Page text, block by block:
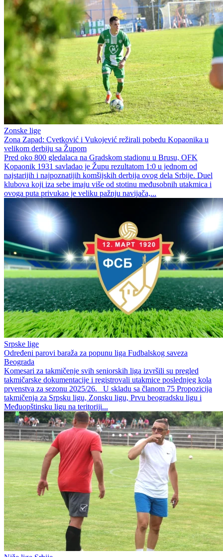
Zonske lige
Zona Zapad: Cvetković i Vukojević režirali pobedu Kopaonika u
velikom derbiju sa Župom
Pred oko 800 gledalaca na Gradskom stadionu u Brusu, OFK
Kopaonik 1931 savladao je Župu rezultatom 1:0 u jednom od
najstarijih i najpoznatijih komšijskih derbija ovog dela Srbije. Duel
klubova koji iza sebe imaju više od stotinu međusobnih utakmica i
ovoga puta privukao je veliku pažnju navijača,...
Srpske lige
Određeni parovi baraža za popunu liga Fudbalskog saveza
Beograda
Komesari za takmičenje svih seniorskih liga izvršili su pregled
takmičarske dokumentacije i registrovali utakmice poslednjeg kola
prvenstva za sezonu 2025/26. U skladu sa članom 75 Propozicija
takmičenja za Srpsku ligu, Zonsku ligu, Prvu beogradsku ligu i
Međuopštinsku ligu na teritoriji...